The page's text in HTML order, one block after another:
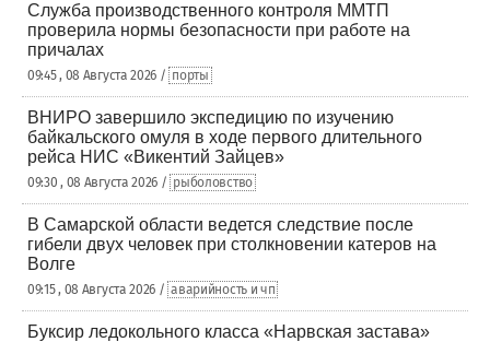
Служба производственного контроля ММТП
проверила нормы безопасности при работе на
причалах
09:45 , 08 Августа 2026 / порты
ВНИРО завершило экспедицию по изучению
байкальского омуля в ходе первого длительного
рейса НИС «Викентий Зайцев»
09:30 , 08 Августа 2026 / рыболовство
В Самарской области ведется следствие после
гибели двух человек при столкновении катеров на
Волге
09:15 , 08 Августа 2026 / аварийность и чп
Буксир ледокольного класса «Нарвская застава»